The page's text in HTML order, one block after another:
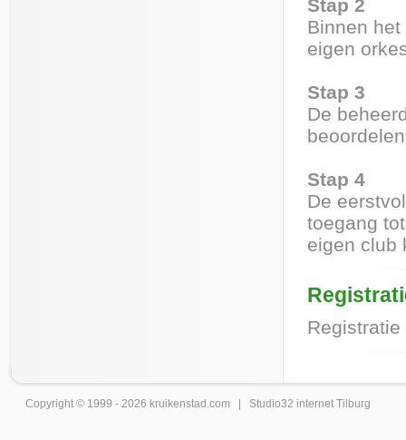
Stap 2
Binnen
eigen
Stap 3
De
Stap 4
De
toegang
eigen club
Copyright © 1999 - 2026 kruikenstad .com | Studio32 internet Tilburg